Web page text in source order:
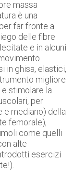
massa
è una
far fronte a
delle fibre
e in alcuni
in ghisa, elastici,
migliore
stimolare la
per
e mediano) della
femorale),
come quelli
alte
esercizi